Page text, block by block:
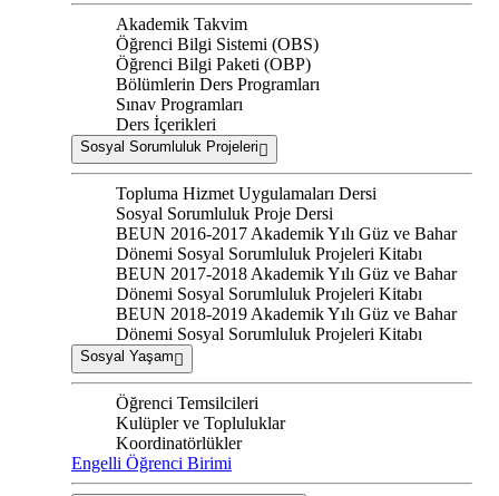
Akademik Takvim
Öğrenci Bilgi Sistemi (OBS)
Öğrenci Bilgi Paketi (OBP)
Bölümlerin Ders Programları
Sınav Programları
Ders İçerikleri
Sosyal Sorumluluk Projeleri
Topluma Hizmet Uygulamaları Dersi
Sosyal Sorumluluk Proje Dersi
BEUN 2016-2017 Akademik Yılı Güz ve Bahar
Dönemi Sosyal Sorumluluk Projeleri Kitabı
BEUN 2017-2018 Akademik Yılı Güz ve Bahar
Dönemi Sosyal Sorumluluk Projeleri Kitabı
BEUN 2018-2019 Akademik Yılı Güz ve Bahar
Dönemi Sosyal Sorumluluk Projeleri Kitabı
Sosyal Yaşam
Öğrenci Temsilcileri
Kulüpler ve Topluluklar
Koordinatörlükler
Engelli Öğrenci Birimi